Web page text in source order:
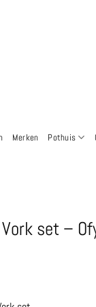
Merken Pothuis
set –